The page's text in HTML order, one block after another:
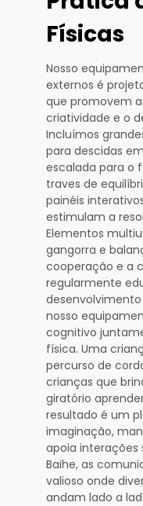
Físicas
Nosso
externos é
que promovem
criatividade e o
Incluímos
para descidas
escalada para o
traves de
painéis
estimulam a
Elementos
gangorra e
cooperação e a
regularmente
nosso
cognitivo
física. Uma
percurso de
crianças que
giratório
resultado é um
imaginação,
apoia interações
Baihe, as
valioso onde
andam lado a